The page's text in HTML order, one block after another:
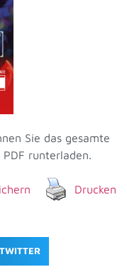
Sie das gesamte
PDF runterladen.
Drucken
TWITTER